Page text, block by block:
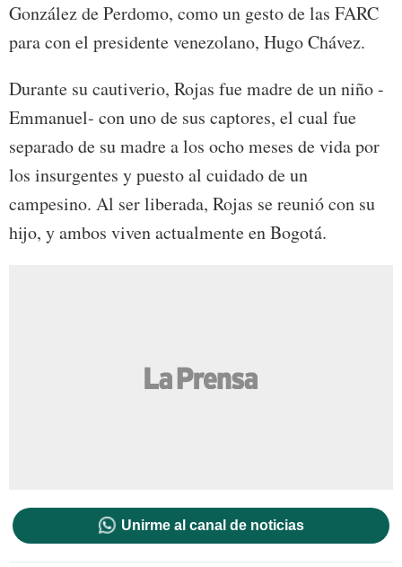
González de Perdomo, como un gesto de las FARC
para con el presidente venezolano, Hugo Chávez.
Durante su cautiverio, Rojas fue madre de un niño -
Emmanuel- con uno de sus captores, el cual fue
separado de su madre a los ocho meses de vida por
los insurgentes y puesto al cuidado de un
campesino. Al ser liberada, Rojas se reunió con su
hijo, y ambos viven actualmente en Bogotá.
Unirme al canal de noticias